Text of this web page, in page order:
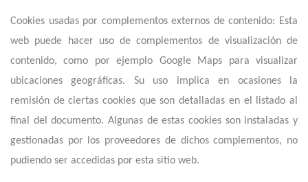
Cookies usadas por complementos externos de contenido: Esta
web puede hacer uso de complementos de visualización de
contenido, como por ejemplo Google Maps para visualizar
ubicaciones geográficas. Su uso implica en ocasiones la
remisión de ciertas cookies que son detalladas en el listado al
final del documento. Algunas de estas cookies son instaladas y
gestionadas por los proveedores de dichos complementos, no
pudiendo ser accedidas por esta sitio web.